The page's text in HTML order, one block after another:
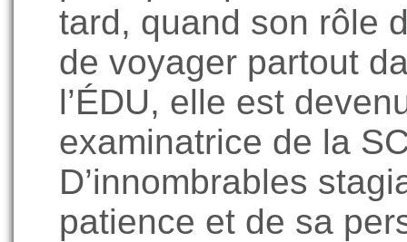
tard, quand son rôle
de voyager partout
l’ÉDU, elle est
examinatrice de la
D’innombrables
patience et de sa